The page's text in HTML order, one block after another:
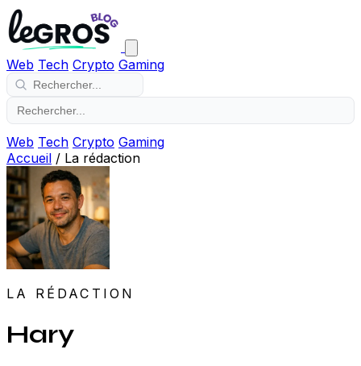
Web Tech Crypto Gaming
Web Tech Crypto Gaming
Accueil / La rédaction
LA RÉDACTION
Hary